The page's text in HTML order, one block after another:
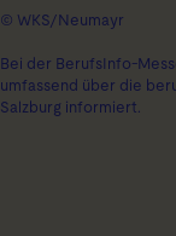
© WKS/Neumayr
Bei der BerufsInfo-
umfassend über die
Salzburg informiert.